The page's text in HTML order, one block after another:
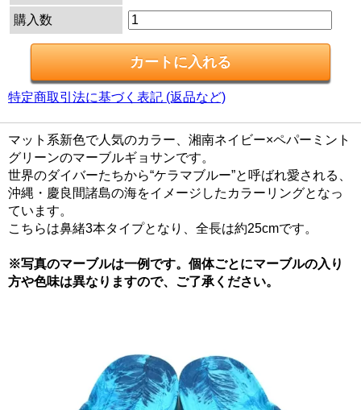
購入数
特定商取引法に基づく表記 (返品など)
マット系新色で人気のカラー、湘南ネイビー×ペパーミント
グリーンのマーブルギョサンです。
世界のダイバーたちから“ケラマブルー”と呼ばれ愛される、
沖縄・慶良間諸島の海をイメージしたカラーリングとなっ
ています。
こちらは鼻緒3本タイプとなり、全長は約25cmです。
※写真のマーブルは一例です。個体ごとにマーブルの入り
方や色味は異なりますので、ご了承ください。